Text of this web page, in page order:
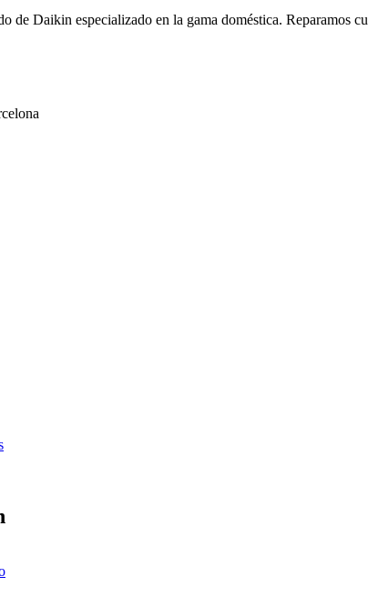
de Daikin especializado en la gama doméstica. Reparamos